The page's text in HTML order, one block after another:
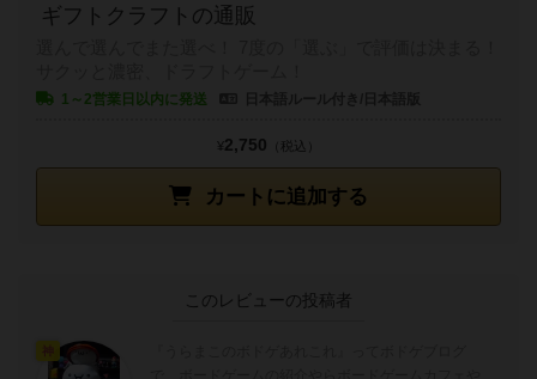
ギフトクラフトの通販
1～2営業日以内に発送
カートに追加する
¥2,750 （税込）
このレビューの投稿者